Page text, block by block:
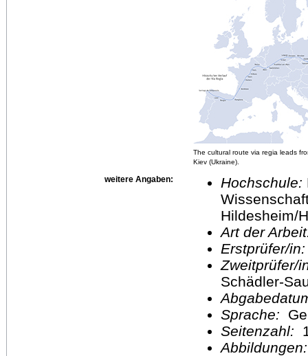
The cultural route via regia leads
Kiev (Ukraine).
weitere Angaben: Hochschule:
Hildesheim/
Art der
Erstprüfer/
Schädler-
Sprache:
Seitenzahl: